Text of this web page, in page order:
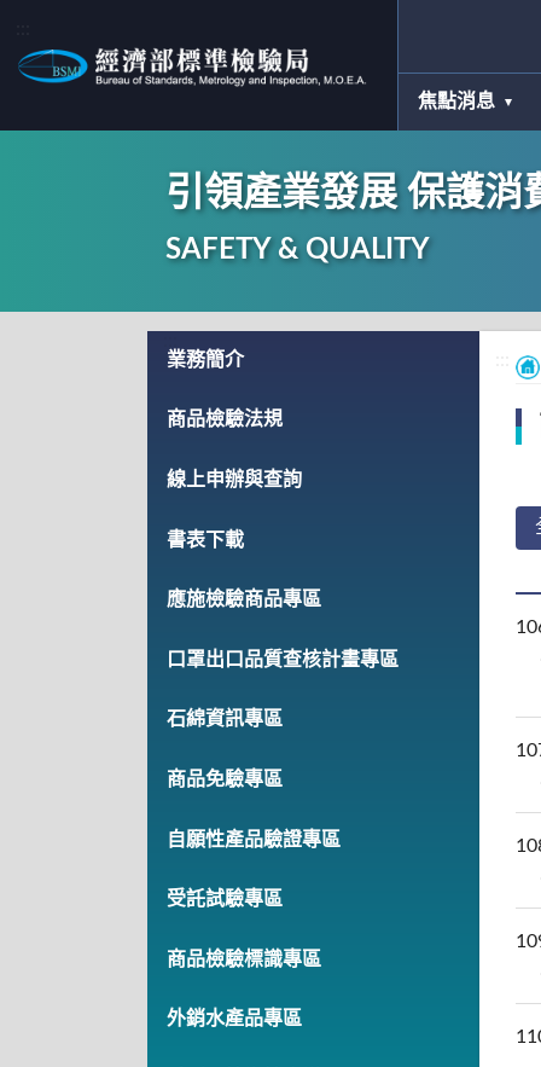
焦點消息
引領產業發展 保護消
SAFETY & QUALITY
業務簡介
商品檢驗法規
線上申辦與查詢
書表下載
應施檢驗商品專區
口罩出口品質查核計畫專區
石綿資訊專區
商品免驗專區
自願性產品驗證專區
受託試驗專區
商品檢驗標識專區
外銷水產品專區